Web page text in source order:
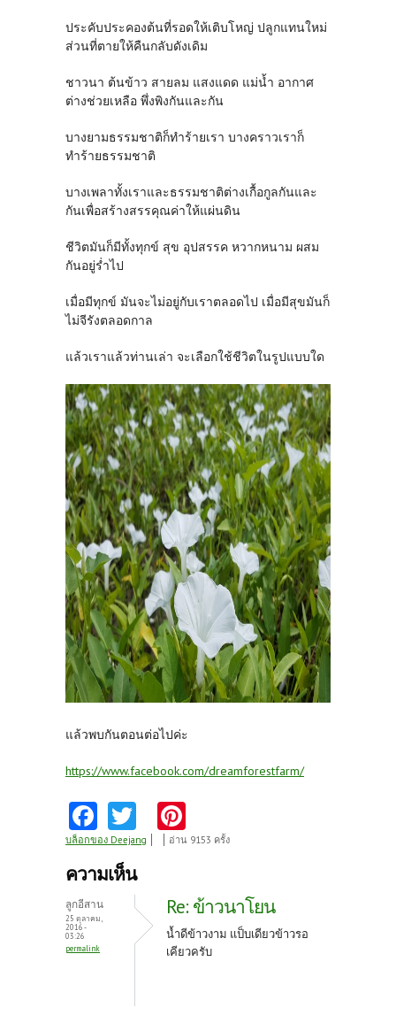
ประคับประคองต้นที่รอดให้เติบโหญ่ ปลูกแทนใหม่
ส่วนที่ตายให้คืนกลับดังเดิม
ชาวนา ต้นข้าว สายลม แสงแดด แม่น้ำ อากาศ
ต่างช่วยเหลือ พึ่งพิงกันและกัน
บางยามธรรมชาติก็ทำร้ายเรา บางคราวเราก็
ทำร้ายธรรมชาติ
บางเพลาทั้งเราและธรรมชาติต่างเกื้อกูลกันและ
กันเพื่อสร้างสรรคุณค่าให้แผ่นดิน
ชีวิตมันก็มีทั้งทุกข์ สุข อุปสรรค หวากหนาม ผสม
กันอยู่ร่ำไป
เมื่อมีทุกข์ มันจะไม่อยู่กับเราตลอดไป เมื่อมีสุขมันก็
ไม่จีรังตลอดกาล
แล้วเราแล้วท่านเล่า จะเลือกใช้ชีวิตในรูปแบบใด
แล้วพบกันตอนต่อไปค่ะ
https://www.facebook.com/dreamforestfarm/
Fa
ce
b
o
o
k
w
itt
nt
es
t
บล็อกของ Deejang อ่าน 9153 ครั้ง
ความเห็น
ลูกอีสาน
25 ตุลาคม,
2016 -
03:26
permalink
Re: ข้าวนาโยน
น้ำดีข้าวงาม แป็บเดียวข้าวรอ
เคียวครับ